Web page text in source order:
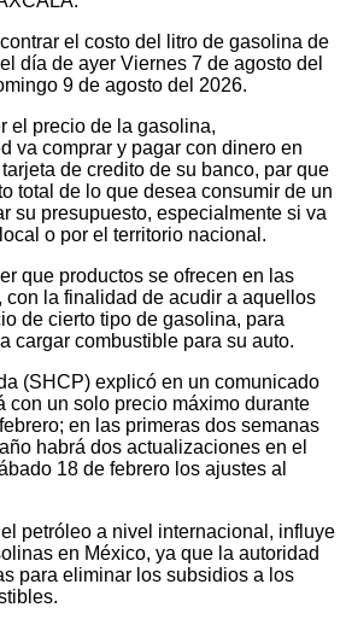
el costo del litro de gasolina de
día de ayer Viernes 7 de agosto del
9 de agosto del 2026.
el precio de la gasolina,
va comprar y pagar con dinero en
de credito de su banco, par que
total de lo que desea consumir de un
su presupuesto, especialmente si va
o por el territorio nacional.
que productos se ofrecen en las
con la finalidad de acudir a aquellos
de cierto tipo de gasolina, para
cargar combustible para su auto.
(SHCP) explicó en un comunicado
con un solo precio máximo durante
en las primeras dos semanas
habrá dos actualizaciones en el
18 de febrero los ajustes al
petróleo a nivel internacional, influye
en México, ya que la autoridad
para eliminar los subsidios a los